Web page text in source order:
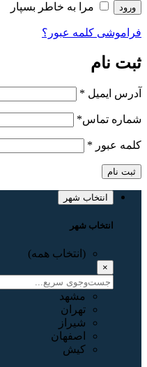
ورود مرا به خاطر بسپار
فراموشی کلمه عبور؟
ثبت نام
آدرس ایمیل *
شماره تماس*
کلمه عبور *
ثبت نام
انتخاب شهر
انتخاب شهر
(انتخاب همه)
×
مشهد
تهران
شیراز
اصفهان
کیش